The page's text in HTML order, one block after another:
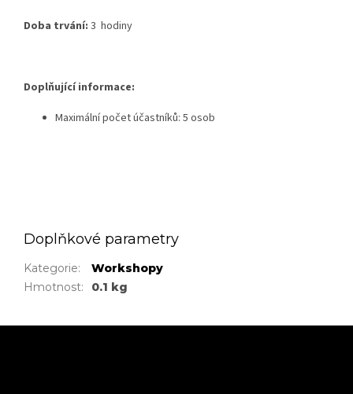
Doba trvání: 3 hodiny
Doplňující informace:
Maximální počet účastníků: 5 osob
Doplňkové parametry
Kategorie:
Workshopy
Hmotnost: 0.1 kg